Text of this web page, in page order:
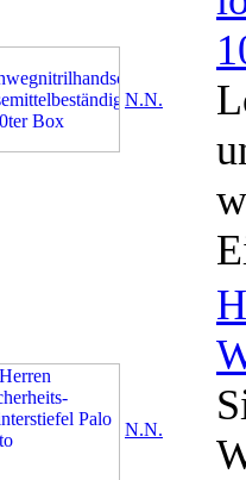
N.N.
N.N.